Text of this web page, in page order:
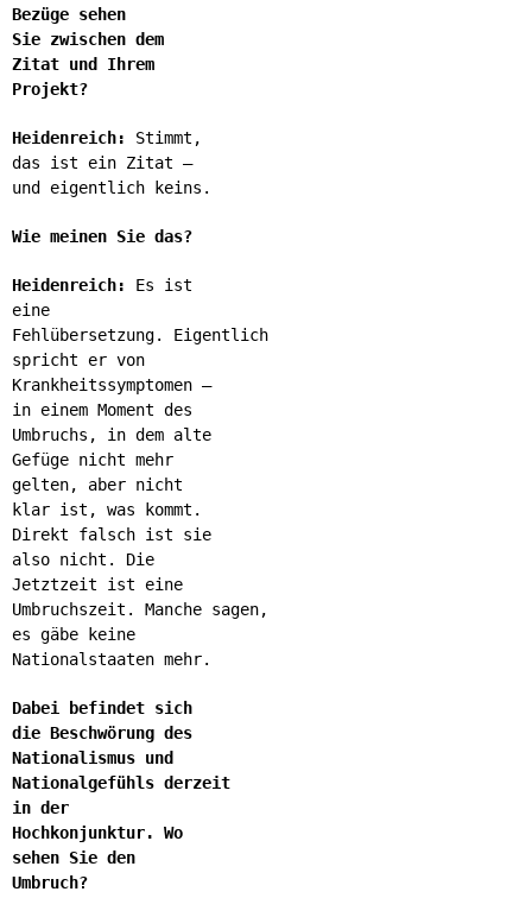
Bezüge sehen
Sie zwischen dem
Zitat und Ihrem
Projekt?
Heidenreich:
Stimmt,
das ist ein Zitat –
und eigentlich keins.
Wie meinen Sie das?
Heidenreich: Es ist
eine
Fehlübersetzung. Eigentlich
spricht er von
Krankheitssymptomen –
in einem Moment des
Umbruchs, in dem alte
Gefüge nicht mehr
gelten, aber nicht
klar ist, was kommt.
Direkt falsch ist sie
also nicht. Die
Jetztzeit ist eine
Umbruchszeit. Manche sagen,
es gäbe keine
Nationalstaaten mehr.
Dabei befindet sich
die Beschwörung des
Nationalismus und
Nationalgefühls derzeit
in der
Hochkonjunktur. Wo
sehen Sie den
Umbruch?